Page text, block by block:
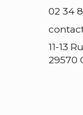
02 34
11-13
29570